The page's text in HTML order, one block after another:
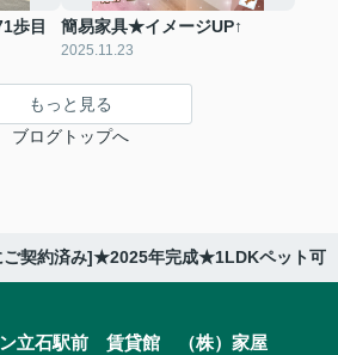
歩目
簡易家具★イメージUP↑
2025.11.23
もっと見る
ブログトップへ
ご契約済み]★2025年完成★1LDKペット可
ン立石駅前 賃貸館 （株）家屋